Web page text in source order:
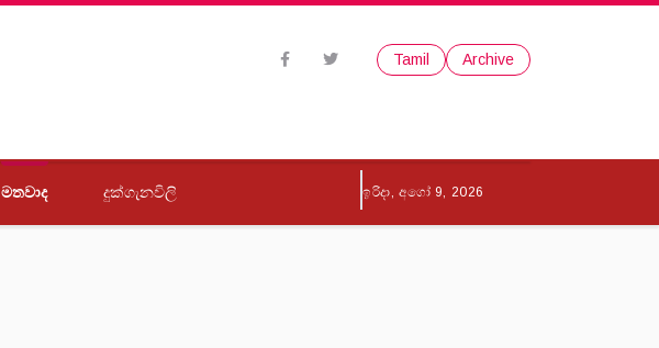
Tamil Archive
මතවාද දුක්ගැනවිලි ඉරිදා, අගෝ 9, 2026